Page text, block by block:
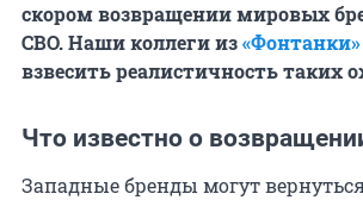
скором возвращении мировых
СВО. Наши коллеги из«Фонтанки»
взвесить реалистичность таких
Что известно о
Западные бренды могут